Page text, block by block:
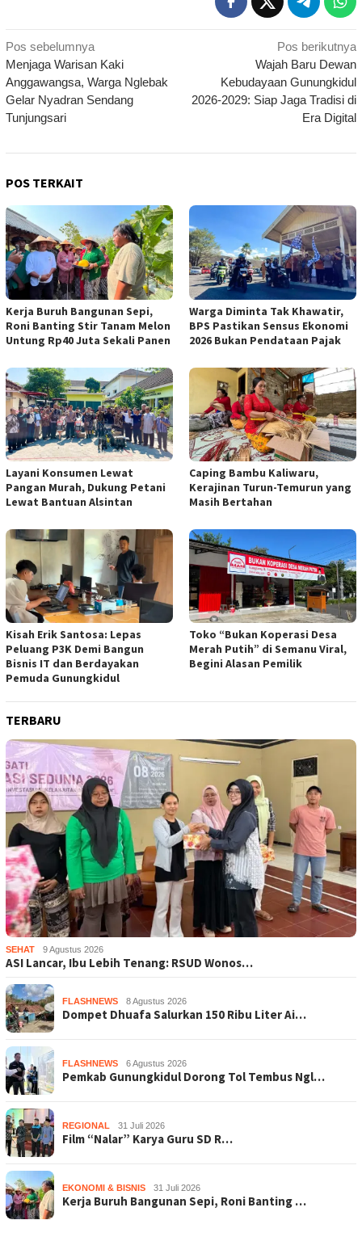
Navigasi
pos
Pos sebelumnya
Menjaga Warisan Kaki
Anggawangsa, Warga Nglebak
Gelar Nyadran Sendang
Tunjungsari
Pos berikutnya
Wajah Baru Dewan
Kebudayaan Gunungkidul
2026-2029: Siap Jaga Tradisi di
Era Digital
POS TERKAIT
Kerja Buruh Bangunan Sepi,
Roni Banting Stir Tanam Melon
Untung Rp40 Juta Sekali Panen
Warga Diminta Tak Khawatir,
BPS Pastikan Sensus Ekonomi
2026 Bukan Pendataan Pajak
Layani Konsumen Lewat
Pangan Murah, Dukung Petani
Lewat Bantuan Alsintan
Caping Bambu Kaliwaru,
Kerajinan Turun-Temurun yang
Masih Bertahan
Kisah Erik Santosa: Lepas
Peluang P3K Demi Bangun
Bisnis IT dan Berdayakan
Pemuda Gunungkidul
Toko “Bukan Koperasi Desa
Merah Putih” di Semanu Viral,
Begini Alasan Pemilik
TERBARU
SEHAT 9 Agustus 2026
ASI Lancar, Ibu Lebih Tenang: RSUD Wonos…
FLASHNEWS 8 Agustus 2026
Dompet Dhuafa Salurkan 150 Ribu Liter Ai…
FLASHNEWS 6 Agustus 2026
Pemkab Gunungkidul Dorong Tol Tembus Ngl…
REGIONAL 31 Juli 2026
Film “Nalar” Karya Guru SD R…
EKONOMI & BISNIS 31 Juli 2026
Kerja Buruh Bangunan Sepi, Roni Banting …